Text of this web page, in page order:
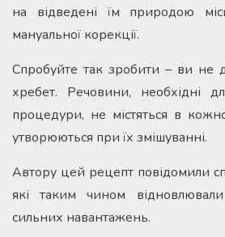
на відведені їм природою
мануальної корекції.
Спробуйте так зробити – ви не
хребет. Речовини, необхідні
процедури, не містяться в
утворюються при їх змішуванні.
Автору цей рецепт повідомили
які таким чином
сильних навантажень.